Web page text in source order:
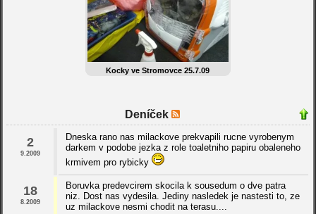
Kocky ve Stromovce 25.7.09
Deníček
2
9.2009
Dneska rano nas milackove prekvapili rucne vyrobenym
darkem v podobe jezka z role toaletniho papiru obaleneho
krmivem pro rybicky
18
8.2009
Boruvka predevcirem skocila k sousedum o dve patra
niz. Dost nas vydesila. Jediny nasledek je nastesti to, ze
uz milackove nesmi chodit na terasu....